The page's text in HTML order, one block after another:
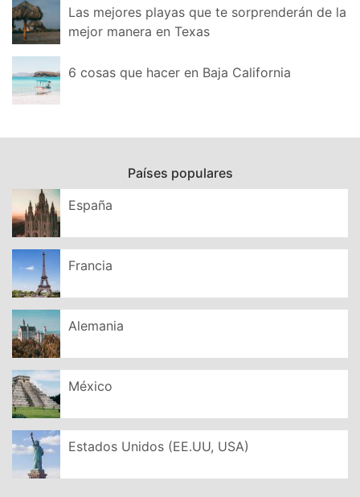
Las mejores playas que te sorprenderán de la
mejor manera en Texas
6 cosas que hacer en Baja California
Países populares
España
Francia
Alemania
México
Estados Unidos (EE.UU, USA)